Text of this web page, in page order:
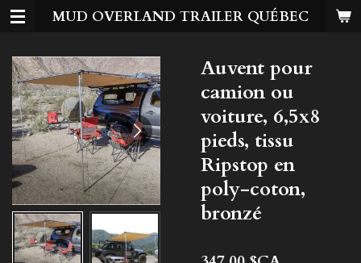
Passer
principal
MUD OVERLAND TRAILER QUÉBEC
Auvent pour
camion ou
voiture, 6,5x8
pieds, tissu
Ripstop en
poly-coton,
bronzé